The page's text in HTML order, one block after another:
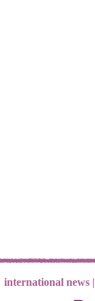
international news |